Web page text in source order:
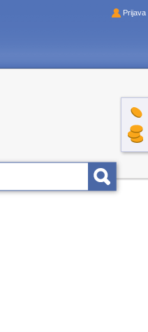
Prijava